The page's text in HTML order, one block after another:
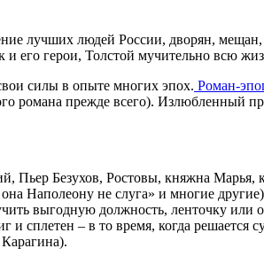
лучших людей России, дворян,
его герои, Толстой мучительно всю
силы в опыте многих эпох. Роман-
прежде всего). Излюбленный
Пьер Безухов, Ростовы, княжна
Наполеону не слуга» и многие
выгодную должность, ленточку или
сплетен – в то время, когда решается